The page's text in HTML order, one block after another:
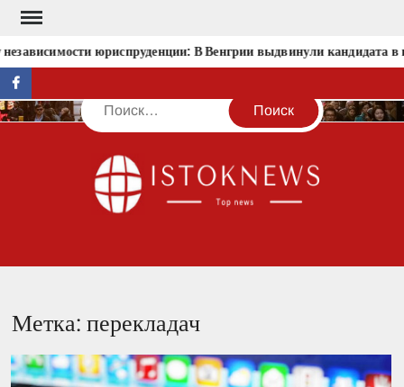
Перейти
содержимомуюриспруденции: В Венгрии выдвинули кандидата в
facebook
Поиск
Метка:перекладач